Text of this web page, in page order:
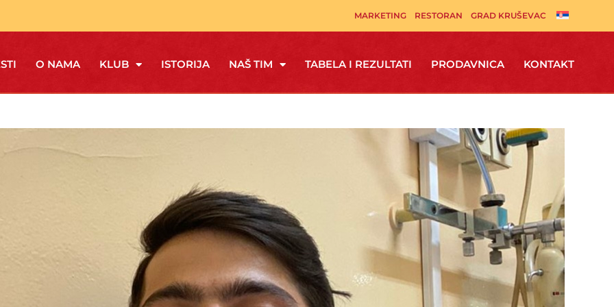
MARKETING RESTORAN GRAD KRUŠEVAC
O NAMA KLUB ISTORIJA NAŠ TIM TABELA I REZULTATI PRODAVNICA KONTAKT